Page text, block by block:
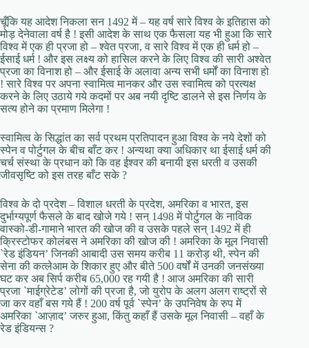
चूँकि यह आदेश निकला सन 1492 में – यह वर्ष सारे विश्व के इतिहास को
मोड़ देनेवाला वर्ष है ! इसी आदेश के साथ एक फैसला यह भी हुआ कि सारे
विश्व में एक ही प्रजा हो – श्वेत प्रजा, व सारे विश्व में एक ही धर्म हो –
ईसाई धर्म ! और इस लक्ष्य को हासिल करने के लिए विश्व की सारी अश्वेत
प्रजा का विनाश हो – और ईसाई के अलावा अन्य सभी धर्मों का विनाश हो
! सारे विश्व पर अपना स्वामित्व मानकर और उस स्वामित्व को प्रत्यक्ष
करने के लिए उठाये गये कदमों पर अब नयी दृष्टि डालने से इस निर्णय के
सत्य होने का प्रमाण मिलेगा !
स्वामित्व के सिद्धांत का सर्व प्रथम प्रतिपादन हुआ विश्व के नये देशों को
स्पेन व पोर्टुगल के बीच बाँट कर ! अन्यथा क्या अधिकार था ईसाई धर्म की
चर्च संस्था के प्रधान को कि वह ईश्वर की बनायी इस धरती व उसकी
जीवसृष्टि को इस तरह बाँट सके ?
विश्व के दो प्रदेश – विशाल धरती के प्रदेश, अमरिका व भारत, इस
दुर्भाग्यपूर्ण फैसले के बाद खोजे गये ! सन् 1498 में पोर्टुगल के नाविक
वास्को-डी-गामाने भारत की खोज की व उसके पहले सन् 1492 में ही
क्रिस्टोफर कोलंबस ने अमरिका की खोज की ! अमरिका के मूल निवासी
`रेड इंडियन’ जिनकी आबादी उस समय करीब 11 करोड़ थी, स्पेन की
सेना की कत्लेआम के शिकार हुए और बीते 500 वर्षों में उनकी जनसंख्या
घट कर अब सिर्प करीब 65,000 रह गयी है ! आज अमरिका की सारी
प्रजा `माईग्रेटेड’ लोगों की प्रजा है, जो युरोप के अलग अलग राष्ट्रों से
जा कर वहाँ बस गये हैं ! 200 वर्ष पूर्व `स्पेन’ के उपनिवेष के रुप में
अमरिका `आज़ाद’ जरुर हुआ, किंतु कहाँ हैं उसके मूल निवासी – वहाँ के
रेड इंडियन्स ?